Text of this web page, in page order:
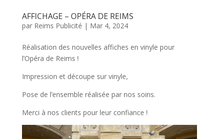
AFFICHAGE – OPÉRA DE REIMS
par Reims Publicité | Mar 4, 2024
Réalisation des nouvelles affiches en vinyle pour
l’Opéra de Reims !
Impression et découpe sur vinyle,
Pose de l’ensemble réalisée par nos soins.
Merci à nos clients pour leur confiance !